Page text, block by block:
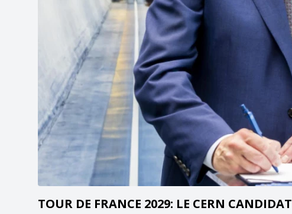
TOUR DE FRANCE 2029: LE CERN CANDIDAT